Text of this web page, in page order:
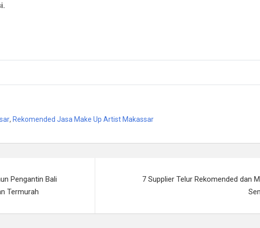
, Rekomended Jasa Make Up Artist Makassar
Pengantin Bali
Termurah
7 Supplier Telur Rekomended dan